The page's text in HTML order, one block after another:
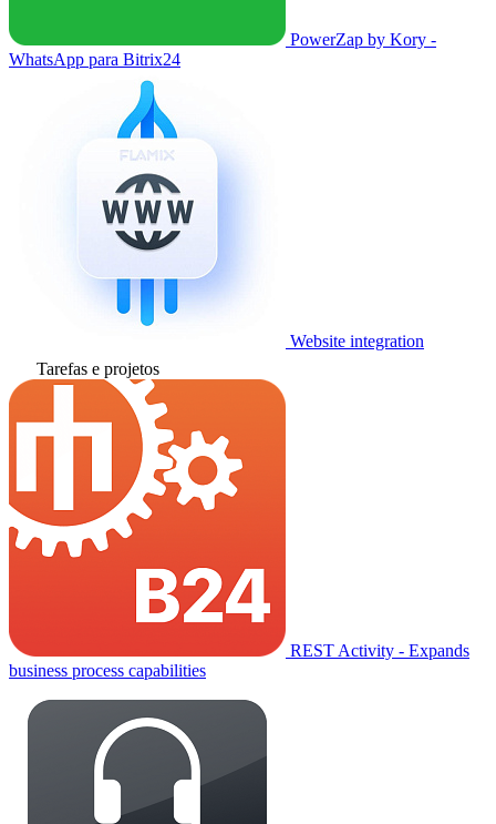
PowerZap by Kory -
WhatsApp para Bitrix24
Website integration
Tarefas e projetos
REST Activity - Expands
business process capabilities